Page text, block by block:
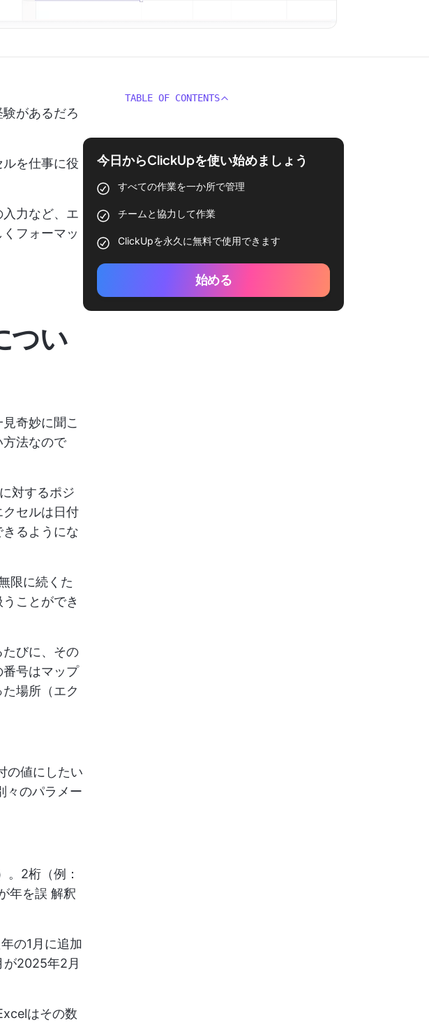
があるだろ
を仕事に役
力など、エ
フォーマッ
つい
奇妙に聞こ
法なので
対するポジ
セルは日付
るようにな
限に続くた
ことができ
びに、その
号はマップ
場所（エク
の値にしたい
々のパラメー
2桁（例：
年を誤 解釈
の1月に追加
が2025年2月
はその数
TABLE OF CONTENTS
今日からClickUpを使い始めましょう
すべての作業を一か所で管理
チームと協力して作業
ClickUpを永久に無料で使用できます
始める